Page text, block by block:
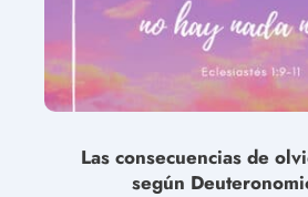
Las consecuencias de
según